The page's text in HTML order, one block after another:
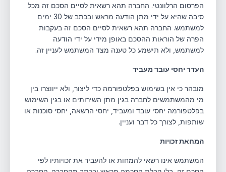
הפרסום הרלוונטי. החברה תהא רשאית לסיים הסכם זה מכל
סיבה שהיא על ידי מתן הודעה מראש ובכתב של 30 ימים
למשתמש. החברה תהא רשאית לסיים הסכם זה בעקבות
הפרה של הוראות ההסכם באופן מידי על ידי הודעה
למשתמש, ולא תישמע כל טענה מצד המשתמש לעניין זה.
העדר יחסי עובד מעביד
מובהר כי אין בשימוש בפלטפורמה כדי ליצור, ולא ייווצרו בין
מי מהמשתמשים לחברה בגין מתן השירותים או בגין השימוש
בפלטפורמה יחסי עובד ומעביד, יחסי הרשאה, יחסי סוכנות או
שותפות, לצורך כל דבר ועניין.
המחאת זכויות
המשתמש אינו רשאי להמחות או להעביר את זכויותיו לפי